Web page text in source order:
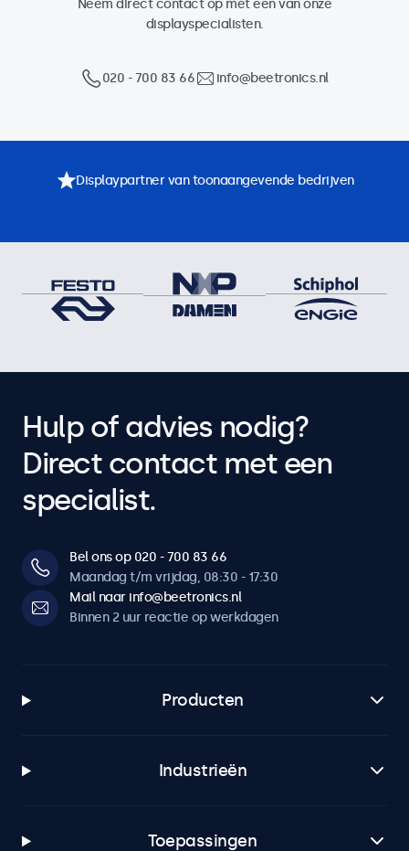
Neem direct contact op met een van onze
displayspecialisten.
020 - 700 83 66 info@beetronics.nl
Displaypartner van toonaangevende bedrijven
Hulp of advies nodig?
Direct contact met een
specialist.
Bel ons op 020 - 700 83 66
Maandag t/m vrijdag, 08:30 - 17:30
Mail naar info@beetronics.nl
Binnen 2 uur reactie op werkdagen
Producten
Industrieën
Toepassingen